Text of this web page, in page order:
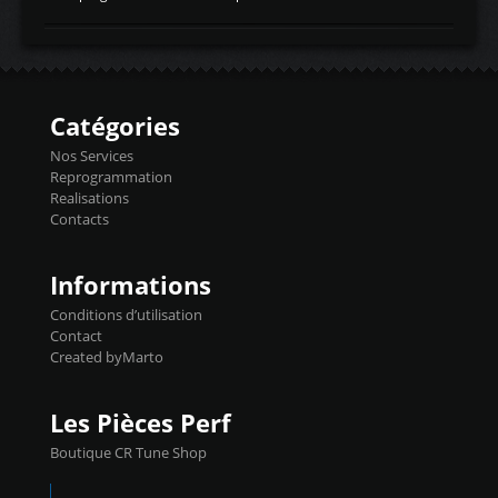
d'admissiontemp ex. pour atmo -30- 80°C
temperaturetemperature ldr moteurtemp
Injecteurs + Flashpro 1370€ TTC Le
précise et performante. Vous pourrez
basculer de la carto sans plomb à Ethanol à
l'aide du flashpro OPTION ECONOMIQUES
Reprog SP 98 sur le calculateur d'origine
450€ TTC Un gain d'environ 10cv et 15nm
Catégories
Nos Services
Reprogrammation
Realisations
Contacts
Informations
Conditions d’utilisation
Contact
Created byMarto
Les Pièces Perf
Boutique CR Tune Shop